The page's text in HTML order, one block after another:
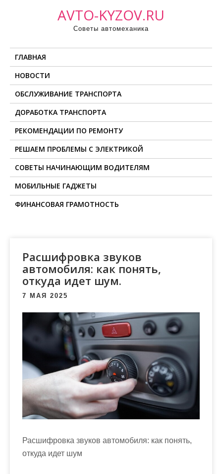
AVTO-KYZOV.RU
Советы автомеханика
ГЛАВНАЯ
НОВОСТИ
ОБСЛУЖИВАНИЕ ТРАНСПОРТА
ДОРАБОТКА ТРАНСПОРТА
РЕКОМЕНДАЦИИ ПО РЕМОНТУ
РЕШАЕМ ПРОБЛЕМЫ С ЭЛЕКТРИКОЙ
СОВЕТЫ НАЧИНАЮЩИМ ВОДИТЕЛЯМ
МОБИЛЬНЫЕ ГАДЖЕТЫ
ФИНАНСОВАЯ ГРАМОТНОСТЬ
Расшифровка звуков
автомобиля: как понять,
откуда идет шум.
7 МАЯ 2025
Расшифровка звуков автомобиля: как понять,
откуда идет шум